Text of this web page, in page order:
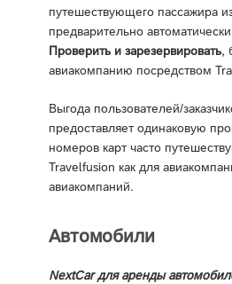
путешествующего пассажира
предварительно
Проверить и зарезервировать,
авиакомпанию посредством
Выгода пользователей/
предоставляет одинаковую
номеров карт часто
Travelfusion как для
авиакомпаний.
Автомобили
NextCar для аренды